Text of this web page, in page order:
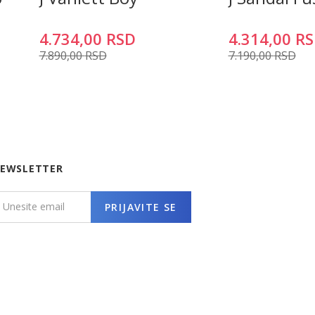
4.734,00 RSD
7.890,00RSD
4.314,00
7.190,00RSD
PRIJAVITE SE